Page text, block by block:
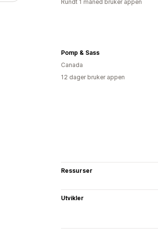
Rundt 1 måned bruker appen
Pomp & Sass
Canada
12 dager bruker appen
Ressurser
Utvikler